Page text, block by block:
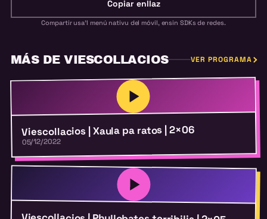
Copiar enllaz
Compartir usa'l menú nativu del móvil, ensin SDKs de redes.
MÁS DE VIESCOLLACIOS VER PROGRAMA
Viescollacios | Xaula pa ratos | 2×06
05/12/2022